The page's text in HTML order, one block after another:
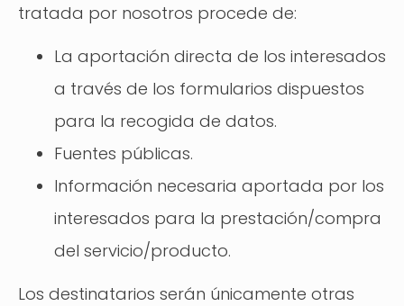
tratada por nosotros procede de:
La aportación directa de los interesados
a través de los formularios dispuestos
para la recogida de datos.
Fuentes públicas.
Información necesaria aportada por los
interesados para la prestación/compra
del servicio/producto.
Los destinatarios serán únicamente otras